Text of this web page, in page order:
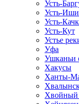
Усть-
Усть-
Усть-
Усть-Кут
Устье
Уфа
Ушканьи
Хакусы
Ханты-
Хвойный